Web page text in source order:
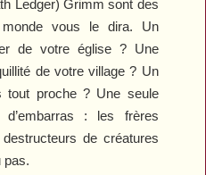
Ledger) Grimm sont des
monde vous le dira. Un
de votre église ? Une
de votre village ? Un
tout proche ? Une seule
: les frères
de créatures
pas.